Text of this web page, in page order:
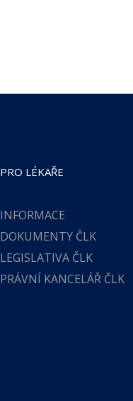
PRO LÉKAŘE
INFORMACE
DOKUMENTY ČLK
LEGISLATIVA ČLK
PRÁVNÍ KANCELÁŘ ČLK